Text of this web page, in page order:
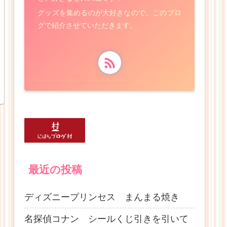
グッズを集めるのが大好きなので、このブロ
グで紹介させていただきます。
最近の投稿
ディズニープリンセス まんまる焼き
名探偵コナン シールくじ引きを引いて